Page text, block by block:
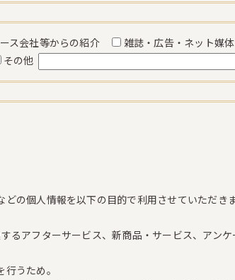
ース会社等からの紹介
雑誌・広告・ネット媒体
その他
の個人情報を以下の目的で利用させていただきま
るアフターサービス、新商品・サービス、アン
うため。